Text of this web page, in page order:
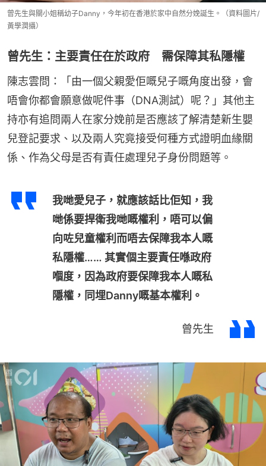
曾先生與關小姐稱幼子Danny，今年初在香港於家中自然分娩誕生。（資料圖片/
黃學潤攝）
曾先生：主要責任在於政府 需保障其私隱權
陳志雲問：「由一個父親愛佢嘅兒子嘅角度出發，會
唔會你都會願意做呢件事（DNA測試）呢？」其他主
持亦有追問兩人在家分娩前是否應該了解清楚新生嬰
兒登記要求、以及兩人究竟接受何種方式證明血緣關
係、作為父母是否有責任處理兒子身份問題等。
我哋愛兒子，就應該話比佢知，我
哋係要捍衛我哋嘅權利，唔可以偏
向咗兒童權利而唔去保障我本人嘅
私隱權…… 其實個主要責任喺政府
嗰度，因為政府要保障我本人嘅私
隱權，同埋Danny嘅基本權利。
曾先生